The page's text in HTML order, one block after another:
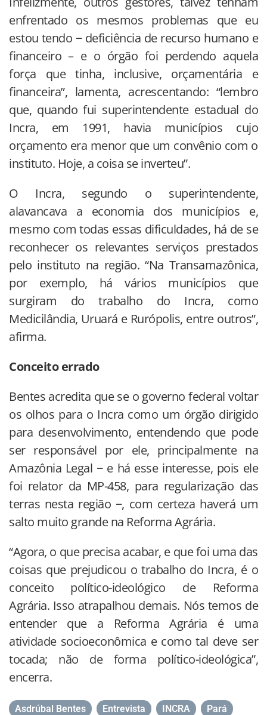
enfrentado os mesmos problemas que eu
estou tendo − deficiência de recurso humano e
financeiro – e o órgão foi perdendo aquela
força que tinha, inclusive, orçamentária e
financeira”, lamenta, acrescentando: “lembro
que, quando fui superintendente estadual do
Incra, em 1991, havia municípios cujo
orçamento era menor que um convênio com o
instituto. Hoje, a coisa se inverteu”.
O Incra, segundo o superintendente,
alavancava a economia dos municípios e,
mesmo com todas essas dificuldades, há de se
reconhecer os relevantes serviços prestados
pelo instituto na região. “Na Transamazônica,
por exemplo, há vários municípios que
surgiram do trabalho do Incra, como
Medicilândia, Uruará e Rurópolis, entre outros”,
afirma.
Conceito errado
Bentes acredita que se o governo federal voltar
os olhos para o Incra como um órgão dirigido
para desenvolvimento, entendendo que pode
ser responsável por ele, principalmente na
Amazônia Legal − e há esse interesse, pois ele
foi relator da MP-458, para regularização das
terras nesta região −, com certeza haverá um
salto muito grande na Reforma Agrária.
“Agora, o que precisa acabar, e que foi uma das
coisas que prejudicou o trabalho do Incra, é o
conceito político-ideológico de Reforma
Agrária. Isso atrapalhou demais. Nós temos de
entender que a Reforma Agrária é uma
atividade socioeconômica e como tal deve ser
tocada; não de forma político-ideológica”,
encerra.
Asdrúbal Bentes Entrevista INCRA Pará